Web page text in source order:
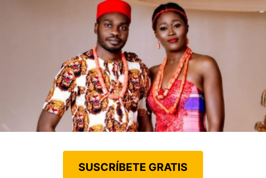
SUSCRÍBETE GRATIS